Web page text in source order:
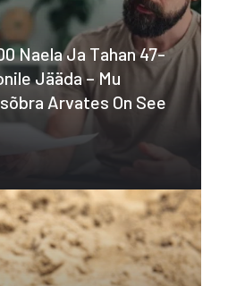
Naela Ja Tahan 47-
Jääda – Mu
Arvates On See